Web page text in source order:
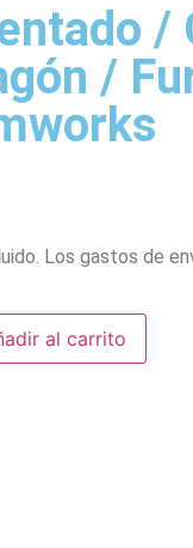
/
/
Los gastos de
al carrito